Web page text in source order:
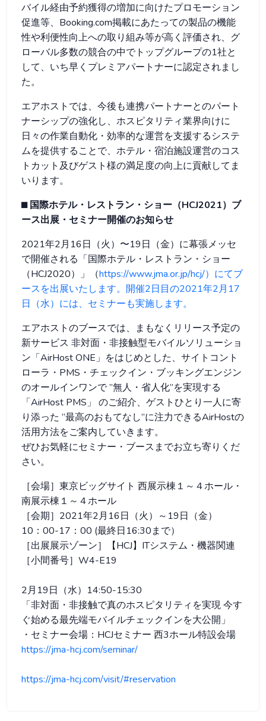
バイル経由予約獲得の増加に向けたプロモーション
促進等、Booking.com掲載にあたっての製品の機能
性や利便性向上への取り組み等が高く評価され、グ
ローバル多数の競合の中でトップグループの1社と
して、いち早くプレミアパートナーに認定されまし
た。
エアホストでは、今後も連携パートナーとのパート
ナーシップの強化し、ホスピタリティ業界向けに
日々の作業自動化・効率的な運営を支援するシステ
ムを提供することで、ホテル・宿泊施設運営のコス
トカット及びゲスト様の満足度の向上に貢献してま
いります。
⬛︎ 国際ホテル・レストラン・ショー（HCJ2021）ブ
ース出展・セミナー開催のお知らせ
2021年2月16日（火）〜19日（金）に幕張メッセ
で開催される「国際ホテル・レストラン・ショー
（HCJ2020）」（https://www.jma.or.jp/hcj/）にてブ
ースを出展いたします。開催2日目の2021年2月17
日（水）には、セミナーも実施します。
エアホストのブースでは、まもなくリリース予定の
新サービス 非対面・非接触型モバイルソリューショ
ン「AirHost ONE」をはじめとした、サイトコント
ローラ・PMS・チェックイン・ブッキングエンジン
のオールインワンで ”無人・省人化”を実現する
「AirHost PMS」 のご紹介、ゲストひとり一人に寄
り添った “最高のおもてなし”に注力できるAirHostの
活用方法をご案内していきます。
ぜひお気軽にセミナー・ブースまでお立ち寄りくだ
さい。
［会場］東京ビッグサイト 西展示棟１～４ホール・
南展示棟１～４ホール
［会期］2021年2月16日（火）～19日（金）
10：00-17：00 (最終日16:30まで）
［出展展示ゾーン］【HCJ】ITシステム・機器関連
［小間番号］W4-E19
2月19日（水）14:50-15:30
「非対面・非接触で真のホスピタリティを実現 今す
ぐ始める最先端モバイルチェックインを大公開」
・セミナー会場：HCJセミナー 西3ホール特設会場
https://jma-hcj.com/seminar/
https://jma-hcj.com/visit/#reservation